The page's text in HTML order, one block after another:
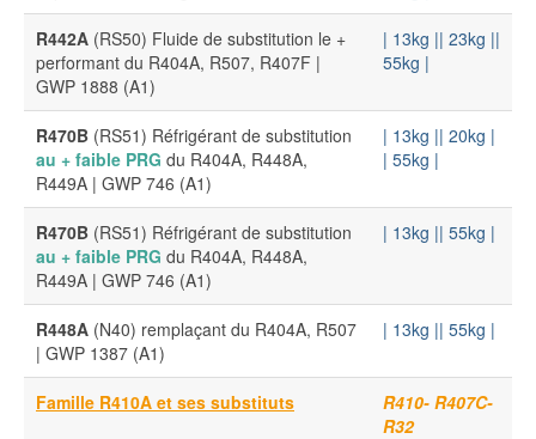
R442A (RS50) Fluide de substitution le +
performant du R404A, R507, R407F |
GWP 1888 (A1)
| 13kg || 23kg ||
55kg |
R470B (RS51) Réfrigérant de substitution
au + faible PRG du R404A, R448A,
R449A | GWP 746 (A1)
| 13kg || 20kg |
| 55kg |
R470B (RS51) Réfrigérant de substitution
au + faible PRG du R404A, R448A,
R449A | GWP 746 (A1)
| 13kg || 55kg |
R448A (N40) remplaçant du R404A, R507
| GWP 1387 (A1)
| 13kg || 55kg |
Famille R410A et ses substituts
R410- R407C-
R32